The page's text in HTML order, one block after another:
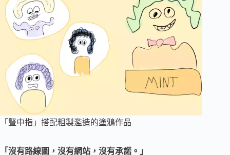
「豎中指」搭配粗製濫造的塗鴉作品
「沒有路線圖，沒有網站，沒有承諾。」